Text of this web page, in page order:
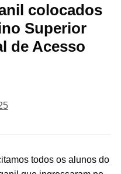
colocados
Superior
de Acesso
todos os alunos do